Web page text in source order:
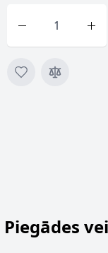
Piegādes